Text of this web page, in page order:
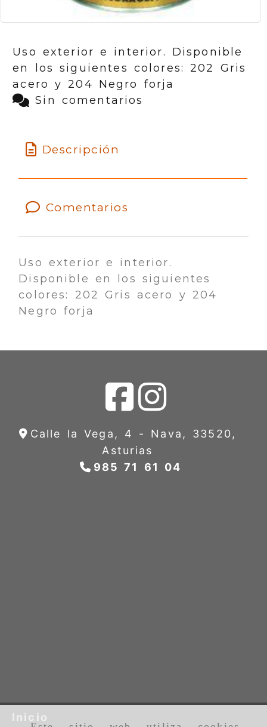
Uso exterior e interior. Disponible
en los siguientes colores: 202 Gris
acero y 204 Negro forja
Sin comentarios
Descripción
Comentarios
Uso exterior e interior.
Disponible en los siguientes
colores: 202 Gris acero y 204
Negro forja
Calle la Vega, 4 - Nava, 33520,
Asturias
985 71 61 04
Inicio